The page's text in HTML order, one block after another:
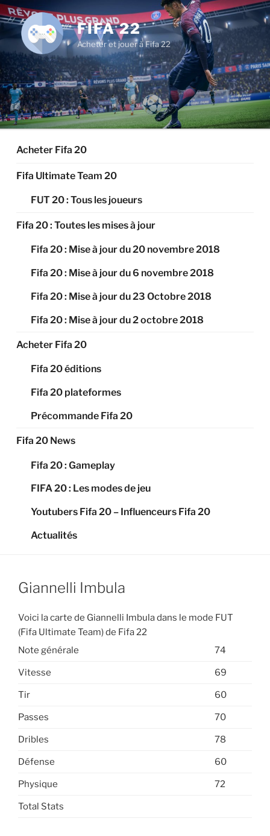
Aller
au
contenu
principal
FIFA 22
Acheter et jouer à Fifa 22
Acheter Fifa 20
Fifa Ultimate Team 20
FUT 20 : Tous les joueurs
Fifa 20 : Toutes les mises à jour
Fifa 20 : Mise à jour du 20 novembre 2018
Fifa 20 : Mise à jour du 6 novembre 2018
Fifa 20 : Mise à jour du 23 Octobre 2018
Fifa 20 : Mise à jour du 2 octobre 2018
Acheter Fifa 20
Fifa 20 éditions
Fifa 20 plateformes
Précommande Fifa 20
Fifa 20 News
Fifa 20 : Gameplay
FIFA 20 : Les modes de jeu
Youtubers Fifa 20 – Influenceurs Fifa 20
Actualités
Giannelli Imbula
Voici la carte de Giannelli Imbula dans le mode FUT
(Fifa Ultimate Team) de Fifa 22
Note générale
74
Vitesse 69
Tir 60
Passes 70
Dribles 78
Défense 60
Physique 72
Total Stats